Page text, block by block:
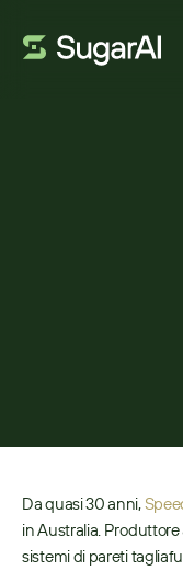
Da quasi 30 anni,
in Australia.
sistemi di pareti